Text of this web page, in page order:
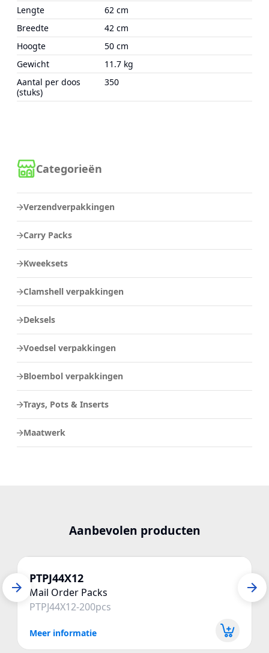
Categorieën
Verzendverpakkingen
Carry Packs
Kweeksets
Clamshell verpakkingen
Deksels
Voedsel verpakkingen
Bloembol verpakkingen
Trays, Pots & Inserts
Maatwerk
Lengte
62 cm
Breedte
42 cm
Hoogte
50 cm
Gewicht
11.7 kg
Aantal per doos
(stuks)
350
Aanbevolen producten
PTPJ44X12
Mail Order Packs
PTPJ44X12-200pcs
Meer informatie